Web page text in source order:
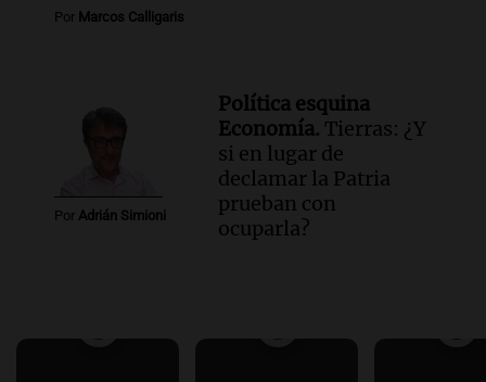
Por Marcos Calligaris
Por Adrián Simioni
Política esquina
Economía. Tierras: ¿Y
si en lugar de
declamar la Patria
prueban con
ocuparla?